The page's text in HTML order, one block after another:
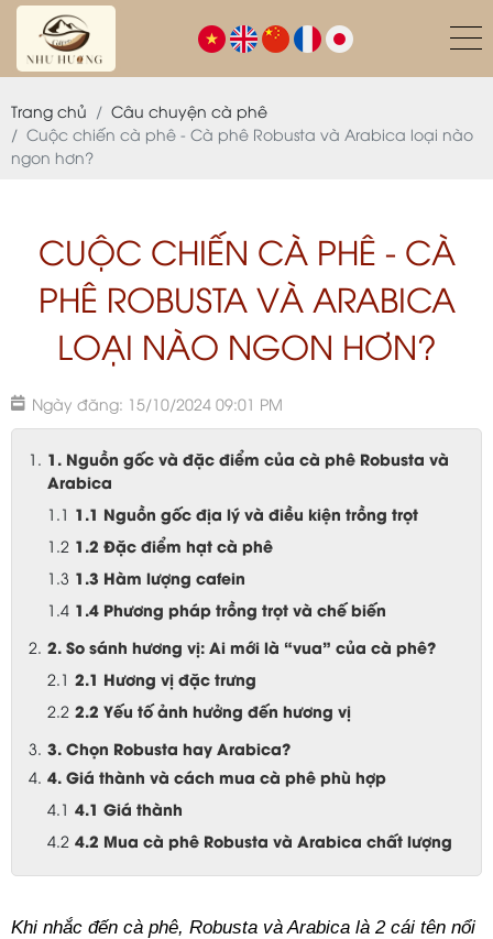
Trang chủ
Câu chuyện cà phê
Cuộc chiến cà phê - Cà phê Robusta và Arabica loại nào
ngon hơn?
CUỘC CHIẾN CÀ PHÊ - CÀ
PHÊ ROBUSTA VÀ ARABICA
LOẠI NÀO NGON HƠN?
Ngày đăng: 15/10/2024 09:01 PM
1. Nguồn gốc và đặc điểm của cà phê Robusta và
Arabica
1.1 Nguồn gốc địa lý và điều kiện trồng trọt
1.2 Đặc điểm hạt cà phê
1.3 Hàm lượng cafein
1.4 Phương pháp trồng trọt và chế biến
2. So sánh hương vị: Ai mới là “vua” của cà phê?
2.1 Hương vị đặc trưng
2.2 Yếu tố ảnh hưởng đến hương vị
3. Chọn Robusta hay Arabica?
4. Giá thành và cách mua cà phê phù hợp
4.1 Giá thành
4.2 Mua cà phê Robusta và Arabica chất lượng
Khi nhắc đến cà phê, Robusta và Arabica là 2 cái tên nổi